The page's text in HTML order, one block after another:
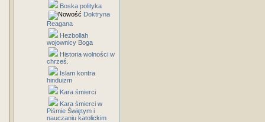
Boska polityka
Doktryna
Reagana
Hezbollah
wojownicy Boga
Historia wolności w
chrześ.
Islam kontra
hinduizm
Kara śmierci
Kara śmierci w
Piśmie Świętym i
nauczaniu katolickim